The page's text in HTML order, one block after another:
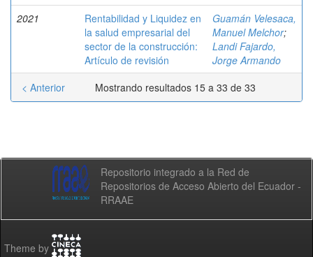
2021
Rentabilidad y Liquidez en
la salud empresarial del
sector de la construcción:
Artículo de revisión
Guamán Velesaca,
Manuel Melchor;
Landi Fajardo,
Jorge Armando
Mostrando resultados 15 a 33 de 33
< Anterior
Repositorio integrado a la Red de
Repositorios de Acceso Abierto del Ecuador -
RRAAE
Theme by